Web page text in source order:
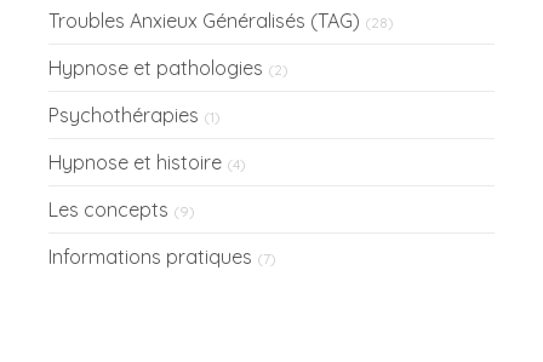
Troubles Anxieux Généralisés (TAG) (28)
Hypnose et pathologies (2)
Psychothérapies (1)
Hypnose et histoire (4)
Les concepts (9)
Informations pratiques (7)